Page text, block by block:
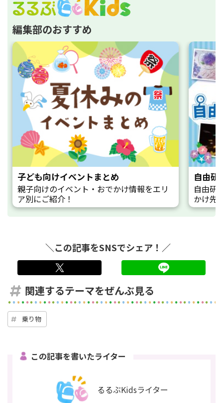
編集部のおすすめ
子ども向けイベントまとめ
親子向けのイベント・おでかけ情報をエリ
ア別にご紹介！
自由研
自由研
かけ先
＼この記事をSNSでシェア！／
関連するテーマをぜんぶ見る
乗り物
この記事を書いたライター
るるぶKidsライター